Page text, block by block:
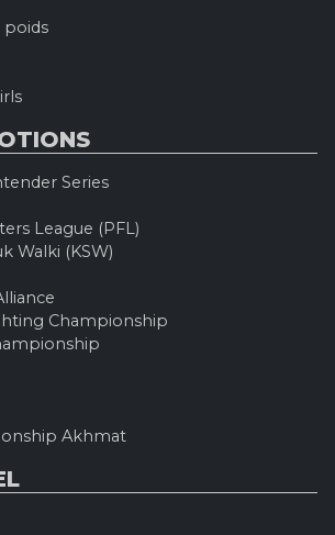
poids
Series
League (PFL)
Walki (KSW)
Championship
Akhmat